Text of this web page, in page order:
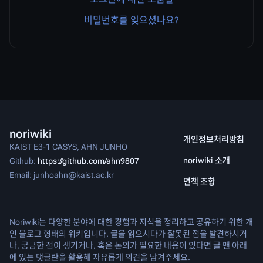
비밀번호를 잊으셨나요?
noriwiki
KAIST E3-1 CASYS, AHN JUNHO
Github: https://github.com/ahn9807
Email: junhoahn@kaist.ac.kr
개인정보처리방침
noriwiki 소개
면책 조항
Noriwiki는 다양한 분야에 대한 경험과 지식을 정리하고 공유하기 위한 개
인 블로그 형태의 위키입니다. 글을 읽으시다가 잘못된 점을 발견하시거
나, 궁금한 점이 생기거나, 혹은 논의가 필요한 내용이 있다면 글 맨 아래
에 있는 댓글란을 활용해 자유롭게 의견을 남겨주세요.